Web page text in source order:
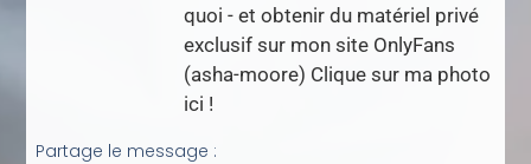
quoi - et obtenir du matériel privé
exclusif sur mon site OnlyFans
(asha-moore) Clique sur ma photo
ici !
Partage le message :